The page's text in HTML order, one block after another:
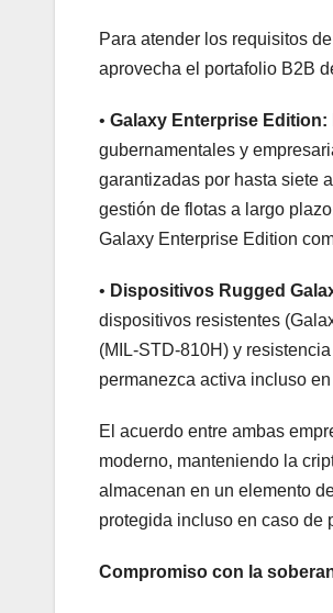
Para atender los requisitos
aprovecha el portafolio B2B
• Galaxy Enterprise Edition:
gubernamentales y
garantizadas por hasta siete
gestión de flotas a largo
Galaxy Enterprise Edition
• Dispositivos Rugged
dispositivos resistentes
(MIL-STD-810H) y
permanezca activa incluso
El acuerdo entre ambas
moderno, manteniendo la
almacenan en un elemento
protegida incluso en caso de
Compromiso con la